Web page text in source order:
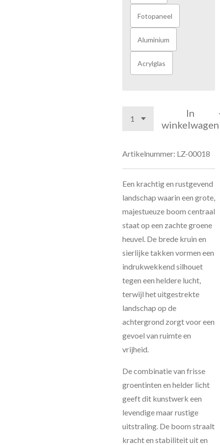
Fotopaneel
Aluminium
Acrylglas
In
winkelwagen
Artikelnummer: LZ-00018
Een krachtig en rustgevend
landschap waarin een grote,
majestueuze boom centraal
staat op een zachte groene
heuvel. De brede kruin en
sierlijke takken vormen een
indrukwekkend silhouet
tegen een heldere lucht,
terwijl het uitgestrekte
landschap op de
achtergrond zorgt voor een
gevoel van ruimte en
vrijheid.
De combinatie van frisse
groentinten en helder licht
geeft dit kunstwerk een
levendige maar rustige
uitstraling. De boom straalt
kracht en stabiliteit uit en